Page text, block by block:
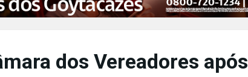
dos Vereadores após